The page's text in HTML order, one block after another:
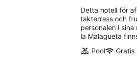
natt
Detta hotell för
takterrass och
personalen i
la Malagueta
Pool
Gratis